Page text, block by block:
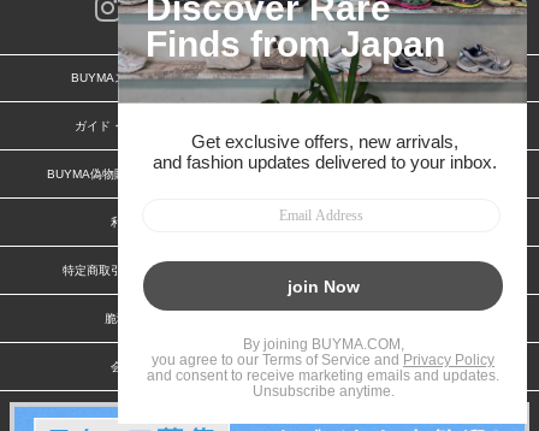
BUYMAスタートガイド 安心への取り組み
ガイド・お問い合わせ
BUYMA偽物販売防止の取り組み BUYMA CARD
利用規約
特定商取引法に関する表記
脆弱性報告
会社案内 スタッフ募集